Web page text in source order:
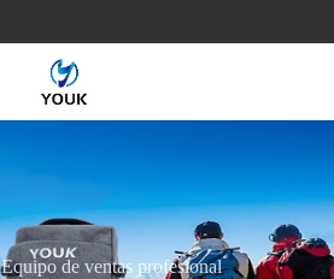
Equipo de ventas profesional